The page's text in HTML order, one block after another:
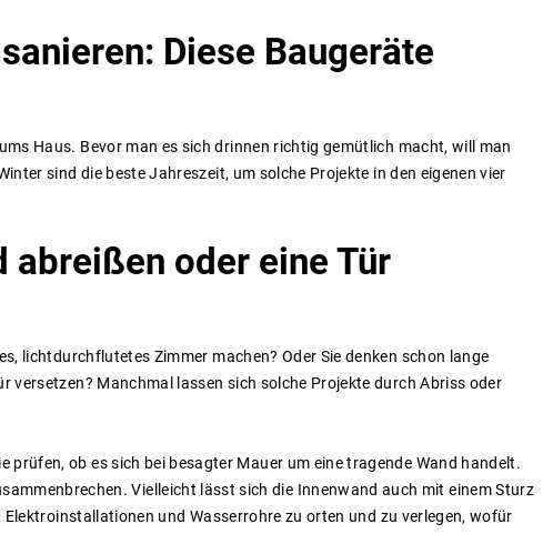
sanieren: Diese Baugeräte
Haus. Bevor man es sich drinnen richtig gemütlich macht, will man
sind die beste Jahreszeit, um solche Projekte in den eigenen vier
abreißen oder eine Tür
lichtdurchflutetes Zimmer machen? Oder Sie denken schon lange
versetzen? Manchmal lassen sich solche Projekte durch Abriss oder
prüfen, ob es sich bei besagter Mauer um eine tragende Wand handelt.
Vielleicht lässt sich die Innenwand auch mit einem Sturz
und Wasserrohre zu orten und zu verlegen, wofür